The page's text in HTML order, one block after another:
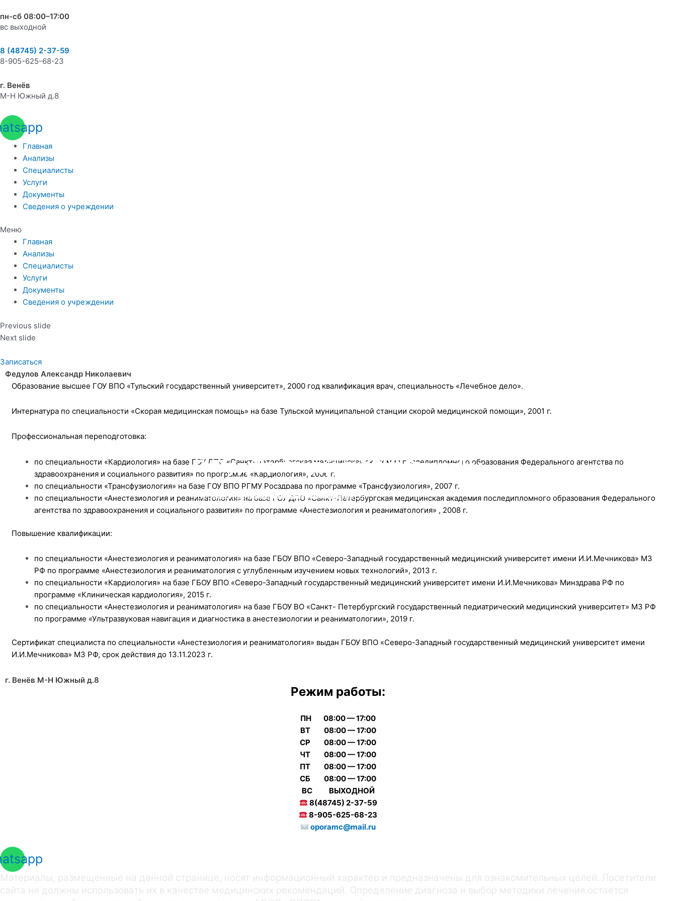
пн-сб 08:00–17:00
вс выходной
8 (48745) 2-37-59
8-905-625-68-23
г. Венёв
М-Н Южный д.8
Главная
Анализы
Специалисты
Услуги
Документы
Сведения о учреждении
Меню
Главная
Анализы
Специалисты
Услуги
Документы
Сведения о учреждении
Медицинский центр "Опора"
г. Венев Микрорайон Южный д.8
Все виды анализов
Подробнее
Аппарат УЗИ
экспертного класса
Суточное мониторирование
ЭКГ по Холтеру
Лечение магнитно-ик-лазерным
терапевтическим аппаратом «Милта»
Previous slide
Next slide
Записаться
Федулов Александр Николаевич
Образование высшее ГОУ ВПО «Тульский государственный университет», 2000 год квалификация врач, специальность «Лечебное дело».
Интернатура по специальности «Скорая медицинская помощь» на базе Тульской муниципальной станции скорой медицинской помощи», 2001 г.
Профессиональная переподготовка:
по специальности «Кардиология» на базе ГОУ ДПО «Санкт-Петербургская медицинская академия последипломного образования Федерального агентства по
здравоохранения и социального развития» по программе «Кардиология», 2006 г.
по специальности «Трансфузиология» на базе ГОУ ВПО РГМУ Росздрава по программе «Трансфузиология», 2007 г.
по специальности «Анестезиология и реаниматология» на базе ГОУ ДПО «Санкт-Петербургская медицинская академия последипломного образования Федерального
агентства по здравоохранения и социального развития» по программе «Анестезиология и реаниматология» , 2008 г.
Повышение квалификации:
по специальности «Анестезиология и реаниматология» на базе ГБОУ ВПО «Северо-Западный государственный медицинский университет имени И.И.Мечникова» МЗ
РФ по программе «Анестезиология и реаниматология с углубленным изучением новых технологий», 2013 г.
по специальности «Кардиология» на базе ГБОУ ВПО «Северо-Западный государственный медицинский университет имени И.И.Мечникова» Минздрава РФ по
программе «Клиническая кардиология», 2015 г.
по специальности «Анестезиология и реаниматология» на базе ГБОУ ВО «Санкт- Петербургский государственный педиатрический медицинский университет» МЗ РФ
по программе «Ультразвуковая навигация и диагностика в анестезиологии и реаниматологии», 2019 г.
Сертификат специалиста по специальности «Анестезиология и реаниматология» выдан ГБОУ ВПО «Северо-Западный государственный медицинский университет имени
И.И.Мечникова» МЗ РФ, срок действия до 13.11.2023 г.
г. Венёв М-Н Южный д.8
Режим работы:
ПН 08:00 — 17:00
ВТ 08:00 — 17:00
СР 08:00 — 17:00
ЧТ 08:00 — 17:00
ПТ 08:00 — 17:00
СБ 08:00 — 17:00
ВС ВЫХОДНОЙ
8(48745) 2-37-59
8-905-625-68-23
oporamc@mail.ru
Материалы, размещенные на данной странице, носят информационный характер и предназначены для ознакомительных целей. Посетители
сайта не должны использовать их в качестве медицинских рекомендаций. Определение диагноза и выбор методики лечения остается